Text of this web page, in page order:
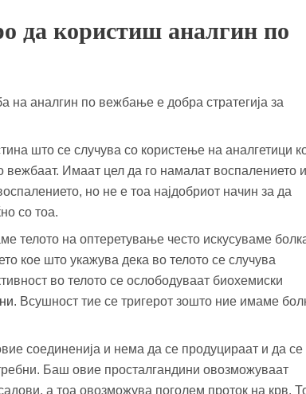
да користиш аналгин по
аналгин по вежбање е добра стратегија за
што се случува со користење на аналгетици
вежбаат. Имаат цел да го намалат воспалението
но не е тоа најдобриот начин за да
со тоа.
телото на оптеретување често искусуваме
кое што укажува дека во телото се случува
во телото се ослободуваат биохемиски
. Всушност тие се тригерот зошто ние имаме
соединенија и нема да се продуцираат и да се
Баш овие просталгандини овозможуваат
а тоа овозможува поголем проток на крв.